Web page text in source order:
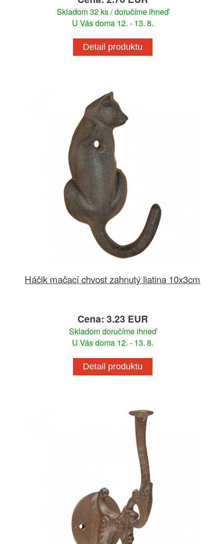
Skladom 32 ks / doručíme ihneď
U Vás doma 12. - 13. 8.
Detail produktu
Háčik mačací chvost zahnutý liatina 10x3cm
Cena: 3.23 EUR
Skladom doručíme ihneď
U Vás doma 12. - 13. 8.
Detail produktu